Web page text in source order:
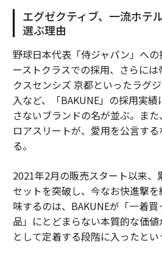
エグゼクティブ、一流ホテ
選ぶ理由
野球日本代表「侍ジャパン」への
ーストクラスでの採用、さらに
クスセンシズ 京都といったラグ
入など、「BAKUNE」の採用実
さないブランドの名が並ぶ。ま
ロアスリートが、愛用を公言す
る。
2021年2月の販売スタート以来、
セットを突破し、今なお快進撃
味するのは、BAKUNEが「一着
品」にとどまらない本質的な価
として定着する段階に入ったとい